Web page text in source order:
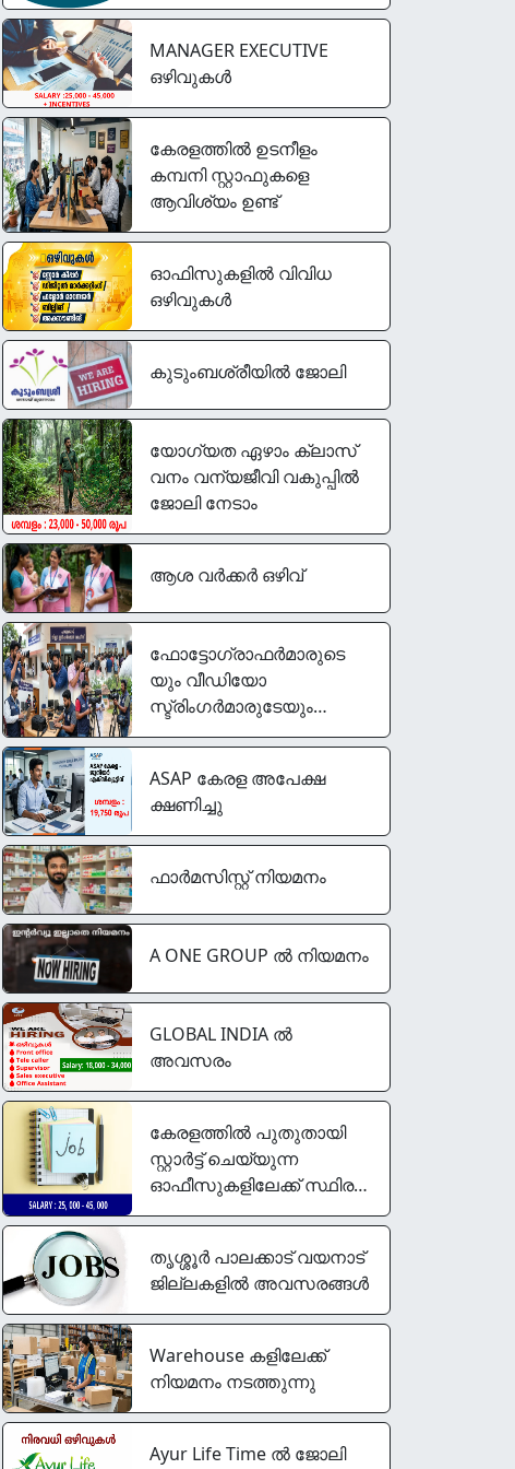
MANAGER EXECUTIVE
ഒഴിവുകൾ
കേരളത്തിൽ ഉടനീളം
കമ്പനി സ്റ്റാഫുകളെ
ആവിശ്യം ഉണ്ട്
ഓഫിസുകളിൽ വിവിധ
ഒഴിവുകൾ
കുടുംബശ്രീയിൽ ജോലി
യോഗ്യത ഏഴാം ക്ലാസ്
വനം വന്യജീവി വകുപ്പിൽ
ജോലി നേടാം
ആശ വർക്കർ ഒഴിവ്
ഫോട്ടോഗ്രാഫര്‍മാരുടെ
യും വീഡിയോ
സ്ട്രിംഗര്‍മാരുടേയും
ഒഴിവുകൾ
ASAP കേരള അപേക്ഷ
ക്ഷണിച്ചു
ഫാർമസിസ്റ്റ് നിയമനം
A ONE GROUP ൽ നിയമനം
GLOBAL INDIA ൽ
അവസരം
കേരളത്തിൽ പുതുതായി
സ്റ്റാർട്ട്‌ ചെയ്യുന്ന
ഓഫീസുകളിലേക്ക് സ്ഥിര
നിയമനം
തൃശ്ശൂർ പാലക്കാട്‌ വയനാട്
ജില്ലകളിൽ അവസരങ്ങൾ
Warehouse കളിലേക്ക്
നിയമനം നടത്തുന്നു
Ayur Life Time ൽ ജോലി